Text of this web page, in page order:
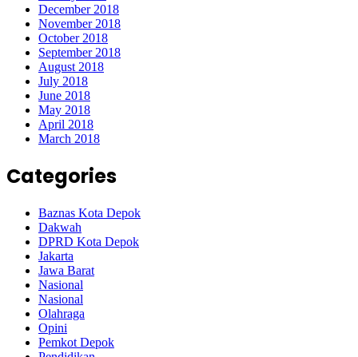
December 2018
November 2018
October 2018
September 2018
August 2018
July 2018
June 2018
May 2018
April 2018
March 2018
Categories
Baznas Kota Depok
Dakwah
DPRD Kota Depok
Jakarta
Jawa Barat
Nasional
Nasional
Olahraga
Opini
Pemkot Depok